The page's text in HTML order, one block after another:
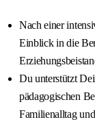
Nach einer
Einblick in die
Du unterstützt
pädagogischen
Familienalltag